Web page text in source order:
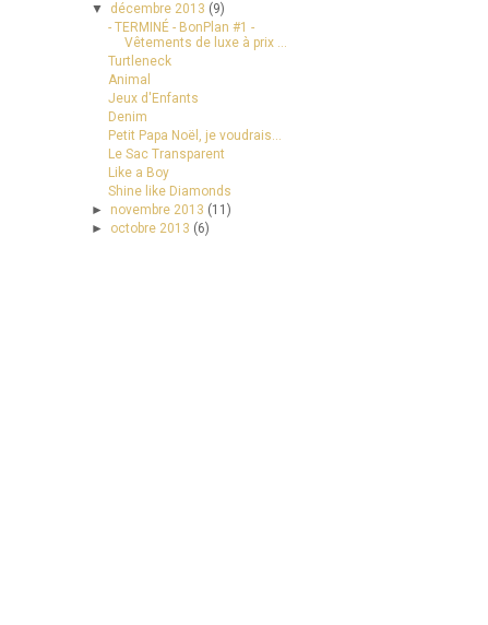
▼ décembre 2013 (9)
- TERMINÉ - BonPlan #1 -
Vêtements de luxe à prix ...
Turtleneck
Animal
Jeux d'Enfants
Denim
Petit Papa Noël, je voudrais...
Le Sac Transparent
Like a Boy
Shine like Diamonds
► novembre 2013 (11)
► octobre 2013 (6)